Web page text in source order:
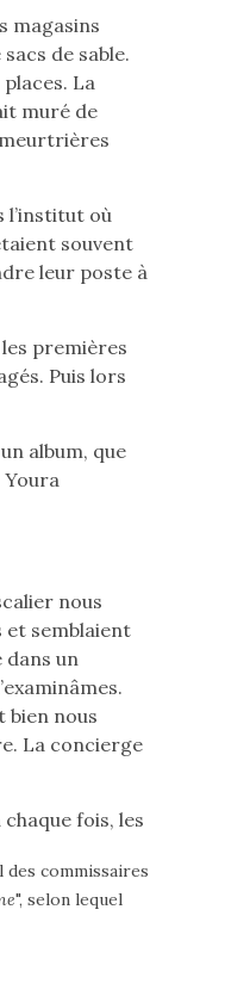
magasins
de sable.
La
muré de
l’institut où
souvent
leur poste à
premières
Puis lors
album, que
nous
et semblaient
dans un
bien nous
La concierge
fois, les
des commissaires
", selon lequel